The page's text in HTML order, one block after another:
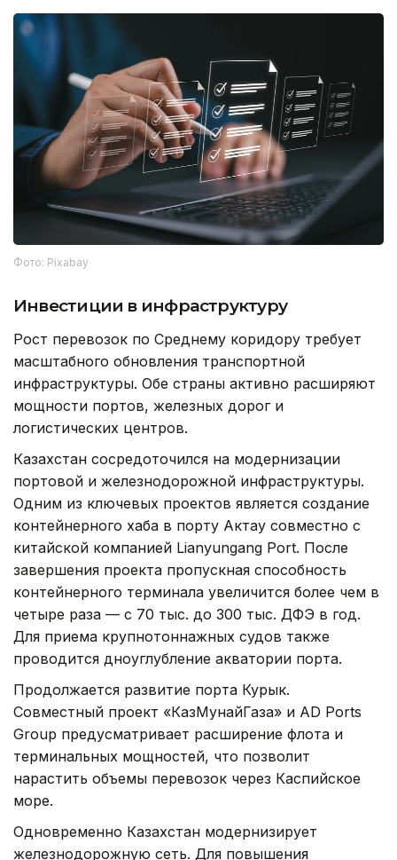
Фото: Pixabay
Инвестиции в инфраструктуру
Рост перевозок по Среднему коридору требует
масштабного обновления транспортной
инфраструктуры. Обе страны активно расширяют
мощности портов, железных дорог и
логистических центров.
Казахстан сосредоточился на модернизации
портовой и железнодорожной инфраструктуры.
Одним из ключевых проектов является создание
контейнерного хаба в порту Актау совместно с
китайской компанией Lianyungang Port. После
завершения проекта пропускная способность
контейнерного терминала увеличится более чем в
четыре раза — с 70 тыс. до 300 тыс. ДФЭ в год.
Для приема крупнотоннажных судов также
проводится дноуглубление акватории порта.
Продолжается развитие порта Курык.
Совместный проект «КазМунайГаза» и AD Ports
Group предусматривает расширение флота и
терминальных мощностей, что позволит
нарастить объемы перевозок через Каспийское
море.
Одновременно Казахстан модернизирует
железнодорожную сеть. Для повышения